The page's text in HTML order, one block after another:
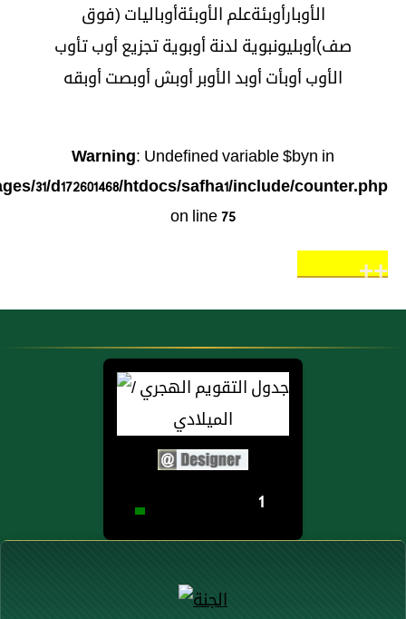
الأوبارأوبئةعلم الأوبئةأوباليات (فوق
صف)أوبليونبوية لدنة أوبوية تجزيعأوبتأوب
الأوبأوبأتأوبدالأوبرأوبشأوبصتأوبقه
Warning: Undefined variable $byn in
31/d172601468/htdocs/safha1/include/counter.php
on line75
++
1